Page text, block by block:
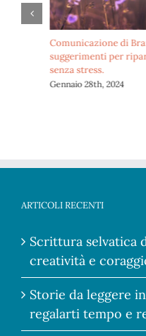
Comunicazione di Brand:
suggerimenti per ripartire
senza stress.
Gennaio 28th, 2024
ARTICOLI RECENTI
Scrittura selvatica
creatività e
Storie da leggere
regalarti tempo e